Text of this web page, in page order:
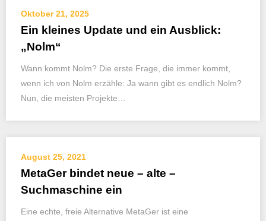
Oktober 21, 2025
Ein kleines Update und ein Ausblick:
„Nolm“
Wann kommt Nolm? Die erste Frage, die immer kommt,
wenn ich von Nolm erzähle: Ja wann gibt es endlich Nolm?
Nun, die meisten Projekte…
August 25, 2021
MetaGer bindet neue – alte –
Suchmaschine ein
Eine echte, freie Alternative MetaGer ist eine